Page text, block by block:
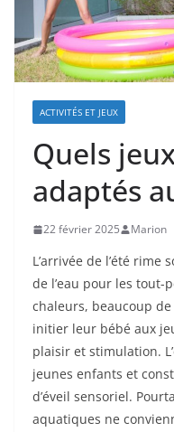
ACTIVITÉS ET JEUX
Quels
adaptés
22 février 2025 Marion
L’arrivée de l’été rime
de l’eau pour les tout-
chaleurs, beaucoup
initier leur bébé aux
plaisir et stimulation.
jeunes enfants et
d’éveil sensoriel.
aquatiques ne